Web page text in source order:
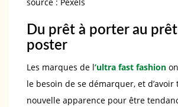
Du prêt à porter au
poster
Les marques de l’ultra fast fashion
le besoin de se démarquer, et
nouvelle apparence pour être